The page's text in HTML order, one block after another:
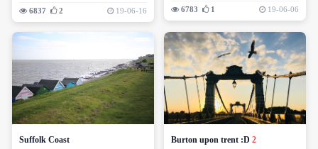
6837 2 19-06-16 6783 1 19-06-06
Suffolk Coast
Burton upon trent :D 2